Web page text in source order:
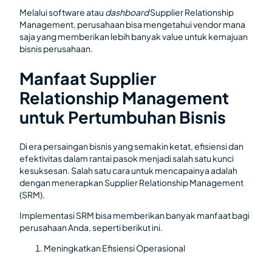
Melalui software atau dashboardSupplier Relationship
Management, perusahaan bisa mengetahui vendor mana
saja yang memberikan lebih banyak value untuk kemajuan
bisnis perusahaan.
Manfaat Supplier
Relationship Management
untuk Pertumbuhan Bisnis
Di era persaingan bisnis yang semakin ketat, efisiensi dan
efektivitas dalam rantai pasok menjadi salah satu kunci
kesuksesan. Salah satu cara untuk mencapainya adalah
dengan menerapkan Supplier Relationship Management
(SRM).
Implementasi SRM bisa memberikan banyak manfaat bagi
perusahaan Anda, seperti berikut ini.
Meningkatkan Efisiensi Operasional